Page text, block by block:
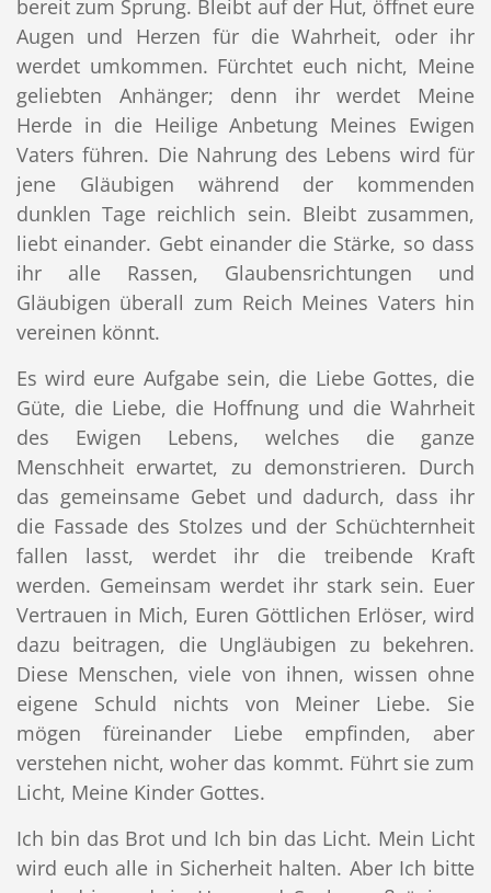
bereit zum Sprung. Bleibt auf der Hut, öffnet eure
Augen und Herzen für die Wahrheit, oder ihr
werdet umkommen. Fürchtet euch nicht, Meine
geliebten Anhänger; denn ihr werdet Meine
Herde in die Heilige Anbetung Meines Ewigen
Vaters führen. Die Nahrung des Lebens wird für
jene Gläubigen während der kommenden
dunklen Tage reichlich sein. Bleibt zusammen,
liebt einander. Gebt einander die Stärke, so dass
ihr alle Rassen, Glaubensrichtungen und
Gläubigen überall zum Reich Meines Vaters hin
vereinen könnt.
Es wird eure Aufgabe sein, die Liebe Gottes, die
Güte, die Liebe, die Hoffnung und die Wahrheit
des Ewigen Lebens, welches die ganze
Menschheit erwartet, zu demonstrieren. Durch
das gemeinsame Gebet und dadurch, dass ihr
die Fassade des Stolzes und der Schüchternheit
fallen lasst, werdet ihr die treibende Kraft
werden. Gemeinsam werdet ihr stark sein. Euer
Vertrauen in Mich, Euren Göttlichen Erlöser, wird
dazu beitragen, die Ungläubigen zu bekehren.
Diese Menschen, viele von ihnen, wissen ohne
eigene Schuld nichts von Meiner Liebe. Sie
mögen füreinander Liebe empfinden, aber
verstehen nicht, woher das kommt. Führt sie zum
Licht, Meine Kinder Gottes.
Ich bin das Brot und Ich bin das Licht. Mein Licht
wird euch alle in Sicherheit halten. Aber Ich bitte